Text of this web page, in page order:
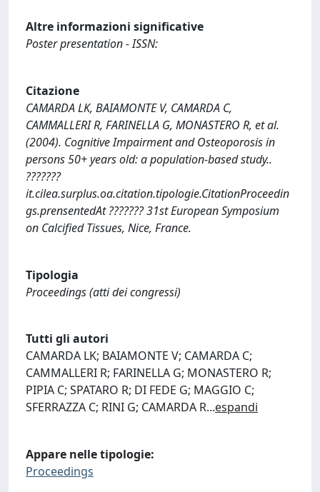
Altre informazioni significative
Poster presentation - ISSN:
Citazione
CAMARDA LK, BAIAMONTE V, CAMARDA C,
CAMMALLERI R, FARINELLA G, MONASTERO R, et al.
(2004). Cognitive Impairment and Osteoporosis in
persons 50+ years old: a population-based study..
???????
it.cilea.surplus.oa.citation.tipologie.CitationProceedin
gs.prensentedAt ??????? 31st European Symposium
on Calcified Tissues, Nice, France.
Tipologia
Proceedings (atti dei congressi)
Tutti gli autori
CAMARDA LK; BAIAMONTE V; CAMARDA C;
CAMMALLERI R; FARINELLA G; MONASTERO R;
PIPIA C; SPATARO R; DI FEDE G; MAGGIO C;
SFERRAZZA C; RINI G; CAMARDA R...espandi
Appare nelle tipologie:
Proceedings